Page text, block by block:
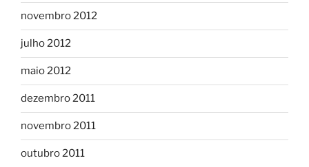
novembro 2012
julho 2012
maio 2012
dezembro 2011
novembro 2011
outubro 2011